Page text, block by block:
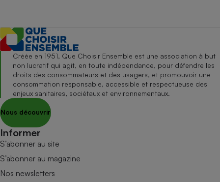
Créée en 1951, Que Choisir Ensemble est une association à but
non lucratif qui agit, en toute indépendance, pour défendre les
droits des consommateurs et des usagers, et promouvoir une
consommation responsable, accessible et respectueuse des
enjeux sanitaires, sociétaux et environnementaux.
Nous découvrir
Informer
S’abonner au site
S’abonner au magazine
Nos newsletters